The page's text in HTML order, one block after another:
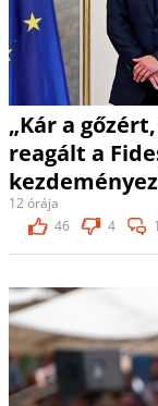
„Kár a
reagált a
12 órája
46
4